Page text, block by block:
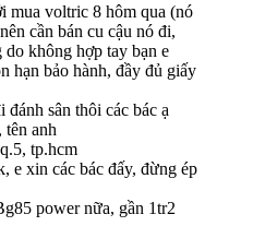
mua voltric 8 hôm qua (nó
cần bán cu cậu nó đi,
không hợp tay bạn e
hạn bảo hành, đầy đủ giấy
sân thôi các bác ạ
tên anh
tp.hcm
e xin các bác đấy, đừng ép
power nữa, gần 1tr2